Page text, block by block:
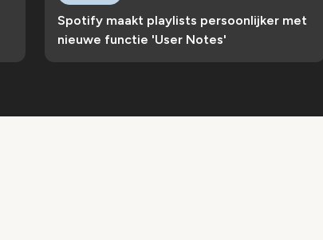
Spotify maakt playlists persoonlijker met
nieuwe functie 'User Notes'